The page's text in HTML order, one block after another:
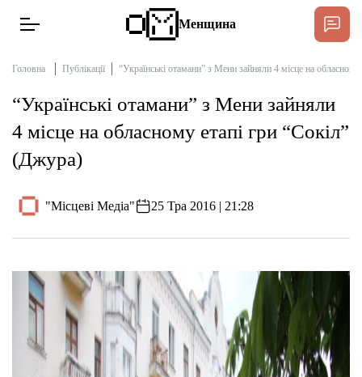
Новини
Інтерв’ю
Тексти
Про нас
Бюджет
Менщина
Головна Публікації “Українські отамани” з Мени зайняли 4 місце на
“Українські отамани” з Мени зайняли
4 місце на обласному етапі гри “Сокіл”
(Джура)
"Місцеві Медіа" 25 Тра 2016 | 21:28